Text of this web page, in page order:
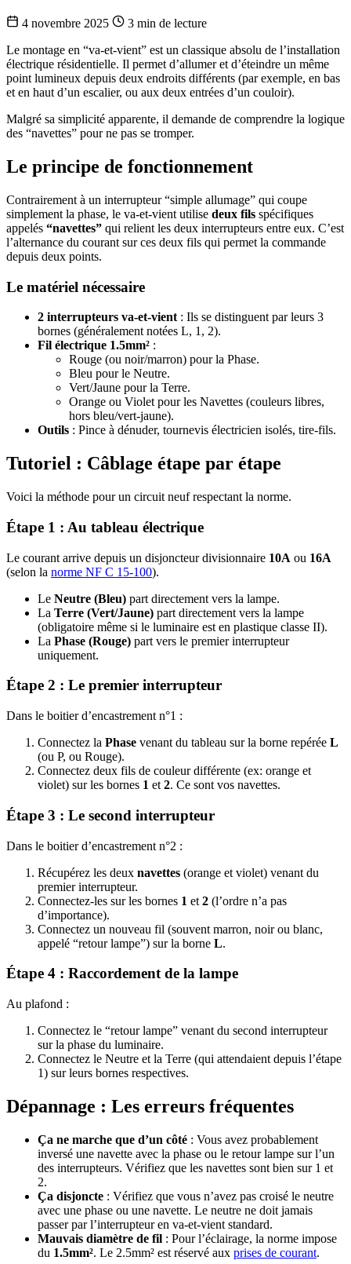
4 novembre 2025
3 min de lecture
Le montage en “va-et-vient” est un classique absolu de l’installation
électrique résidentielle. Il permet d’allumer et d’éteindre un même
point lumineux depuis deux endroits différents (par exemple, en bas
et en haut d’un escalier, ou aux deux entrées d’un couloir).
Malgré sa simplicité apparente, il demande de comprendre la logique
des “navettes” pour ne pas se tromper.
Le principe de fonctionnement
Contrairement à un interrupteur “simple allumage” qui coupe
simplement la phase, le va-et-vient utilise deux fils spécifiques
appelés “navettes” qui relient les deux interrupteurs entre eux. C’est
l’alternance du courant sur ces deux fils qui permet la commande
depuis deux points.
Le matériel nécessaire
2 interrupteurs va-et-vient : Ils se distinguent par leurs 3
bornes (généralement notées L, 1, 2).
Fil électrique 1.5mm² :
Rouge (ou noir/marron) pour la Phase.
Bleu pour le Neutre.
Vert/Jaune pour la Terre.
Orange ou Violet pour les Navettes (couleurs libres,
hors bleu/vert-jaune).
Outils : Pince à dénuder, tournevis électricien isolés, tire-fils.
Tutoriel : Câblage étape par étape
Voici la méthode pour un circuit neuf respectant la norme.
Étape 1 : Au tableau électrique
Le courant arrive depuis un disjoncteur divisionnaire 10A ou 16A
(selon la norme NF C 15-100).
Le Neutre (Bleu) part directement vers la lampe.
La Terre (Vert/Jaune) part directement vers la lampe
(obligatoire même si le luminaire est en plastique classe II).
La Phase (Rouge) part vers le premier interrupteur
uniquement.
Étape 2 : Le premier interrupteur
Dans le boitier d’encastrement n°1 :
Connectez la Phase venant du tableau sur la borne repérée L
(ou P, ou Rouge).
Connectez deux fils de couleur différente (ex: orange et
violet) sur les bornes 1 et 2. Ce sont vos navettes.
Étape 3 : Le second interrupteur
Dans le boitier d’encastrement n°2 :
Récupérez les deux navettes (orange et violet) venant du
premier interrupteur.
Connectez-les sur les bornes 1 et 2 (l’ordre n’a pas
d’importance).
Connectez un nouveau fil (souvent marron, noir ou blanc,
appelé “retour lampe”) sur la borne L.
Étape 4 : Raccordement de la lampe
Au plafond :
Connectez le “retour lampe” venant du second interrupteur
sur la phase du luminaire.
Connectez le Neutre et la Terre (qui attendaient depuis l’étape
1) sur leurs bornes respectives.
Dépannage : Les erreurs fréquentes
Ça ne marche que d’un côté : Vous avez probablement
inversé une navette avec la phase ou le retour lampe sur l’un
des interrupteurs. Vérifiez que les navettes sont bien sur 1 et
2.
Ça disjoncte : Vérifiez que vous n’avez pas croisé le neutre
avec une phase ou une navette. Le neutre ne doit jamais
passer par l’interrupteur en va-et-vient standard.
Mauvais diamètre de fil : Pour l’éclairage, la norme impose
du 1.5mm². Le 2.5mm² est réservé aux prises de courant.